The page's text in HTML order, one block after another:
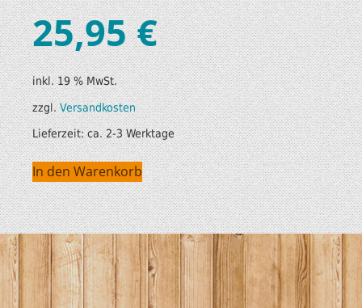
25,95€
inkl. 19 % MwSt.
zzgl.Versandkosten
Lieferzeit:ca. 2-3 Werktage
In den Warenkorb